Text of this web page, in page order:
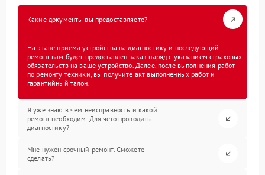
Какие документы вы предоставляете?
На этапе приема устройства на диагностику и последующий
ремонт вам будет предоставлен заказ-наряд с указанием страховых
обязательств на ваше устройство. Далее, после выполнения работ
по ремонту техники, вы получите акт выполненных работ и
гарантийный талон.
Я уже знаю в чем неисправность и какой
ремонт необходим. Для чего проводить
диагностику?
Мне нужен срочный ремонт. Сможете
сделать?